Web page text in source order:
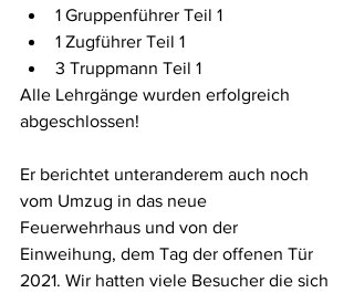
1 Gruppenführer Teil 1
1 Zugführer Teil 1
3 Truppmann Teil 1
Alle Lehrgänge wurden erfolgreich
abgeschlossen!
Er berichtet unteranderem auch noch
vom Umzug in das neue
Feuerwehrhaus und von der
Einweihung, dem Tag der offenen Tür
2021. Wir hatten viele Besucher die sich